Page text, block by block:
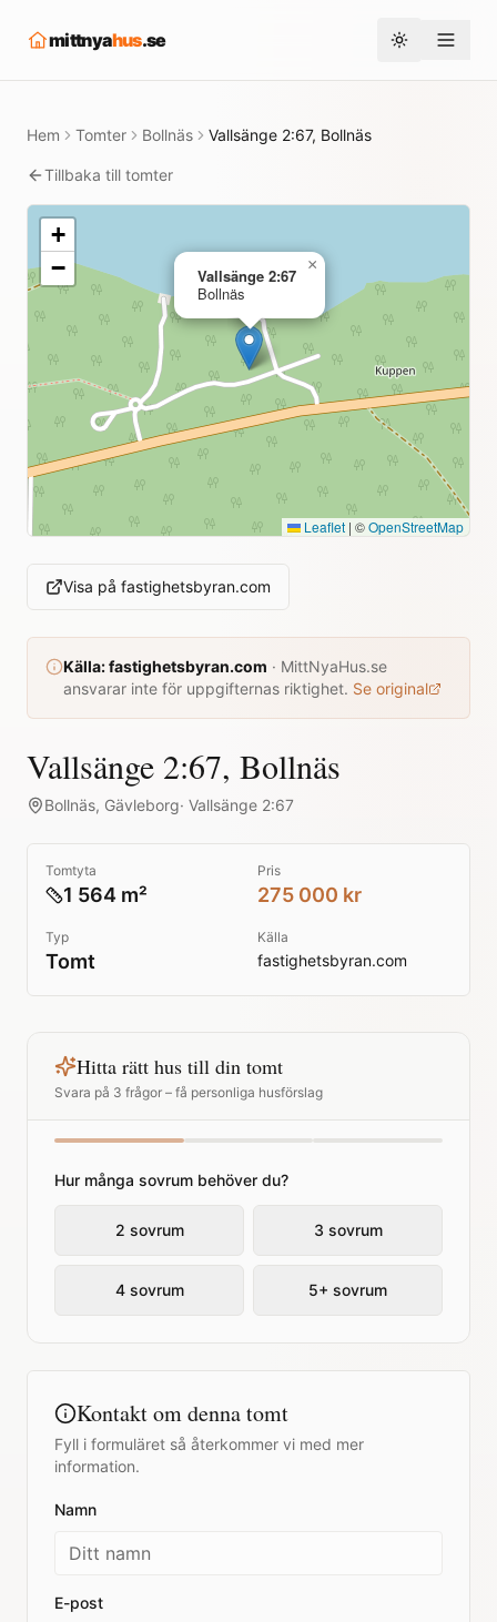
mittnyahus.se Toggle theme
Hem Tomter Bollnäs Vallsänge 2:67, Bollnäs
Tillbaka till tomter
Vallsänge 2:67
Bollnäs
×
+
−
Leaflet | ©OpenStreetMap
Visa på fastighetsbyran.com
Källa:fastighetsbyran.com · MittNyaHus.se
ansvarar inte för uppgifternas riktighet. Se original
Vallsänge 2:67, Bollnäs
Bollnäs, Gävleborg· Vallsänge 2:67
Tomtyta
1 564 m²
Pris
275 000 kr
Typ
Tomt
Källa
fastighetsbyran.com
Hitta rätt hus till din tomt
Svara på 3 frågor – få personliga husförslag
Hur många sovrum behöver du?
2 sovrum 3 sovrum
4 sovrum 5+ sovrum
Kontakt om denna tomt
Fyll i formuläret så återkommer vi med mer
information.
Namn
E-post